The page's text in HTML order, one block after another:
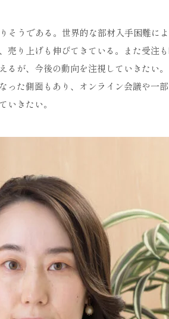
そうである。世界的な部材入手困難に
り上げも伸びてきている。また受注
が、今後の動向を注視していきたい
った側面もあり、オンライン会議や一
きたい。